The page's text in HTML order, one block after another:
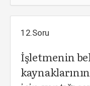
12.Soru
İşletmenin